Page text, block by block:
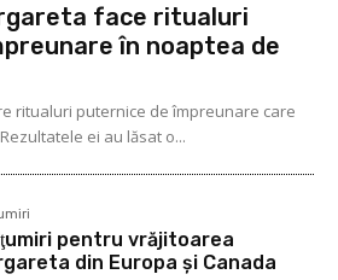
face ritualuri
în noaptea de
ritualuri puternice de împreunare care
ei au lăsat o...
pentru vrăjitoarea
din Europa și Canada